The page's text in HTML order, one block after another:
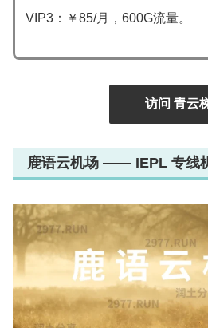
VIP3：￥85/月，600G流量。
访问 青云
鹿语云机场 —— IEPL 专线